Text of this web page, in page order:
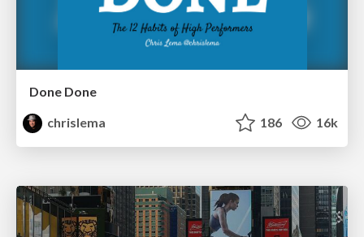
Done Done
chrislema
186 16k